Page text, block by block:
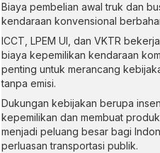
Biaya pembelian awal truk dan
kendaraan konvensional
ICCT, LPEM UI, dan VKTR
biaya kepemilikan kendaraan
penting untuk merancang
tanpa emisi.
Dukungan kebijakan berupa
kepemilikan dan membuat
menjadi peluang besar bagi
perluasan transportasi publik.